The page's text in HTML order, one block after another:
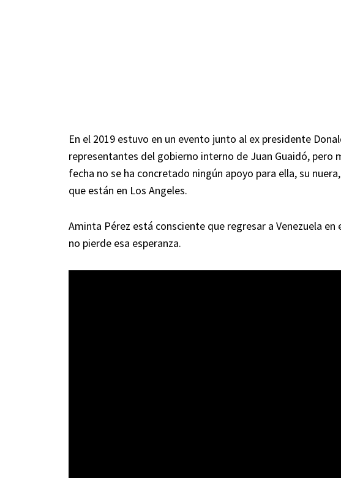
En el 2019 estuvo en un evento junto al ex presidente
representantes del gobierno interno de Juan Guaidó, pero
fecha no se ha concretado ningún apoyo para ella, su
que están en Los Angeles.
Aminta Pérez está consciente que regresar a Venezuela
no pierde esa esperanza.